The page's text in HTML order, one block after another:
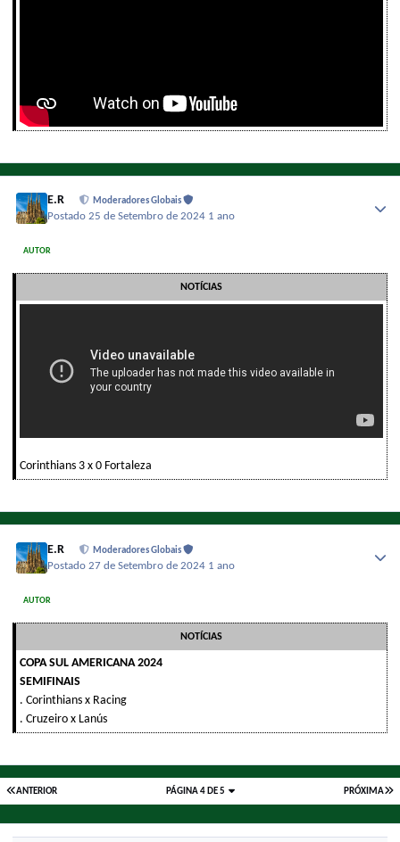
E.R Moderadores Globais
Postado25 de Setembro de 2024 1 ano
AUTOR
NOTÍCIAS
Corinthians 3 x 0 Fortaleza
E.R Moderadores Globais
Postado27 de Setembro de 2024 1 ano
AUTOR
NOTÍCIAS
COPA SUL AMERICANA 2024
SEMIFINAIS
. Corinthians x Racing
. Cruzeiro x Lanús
ANTERIOR PRÓXIMA
PÁGINA 4 DE 5